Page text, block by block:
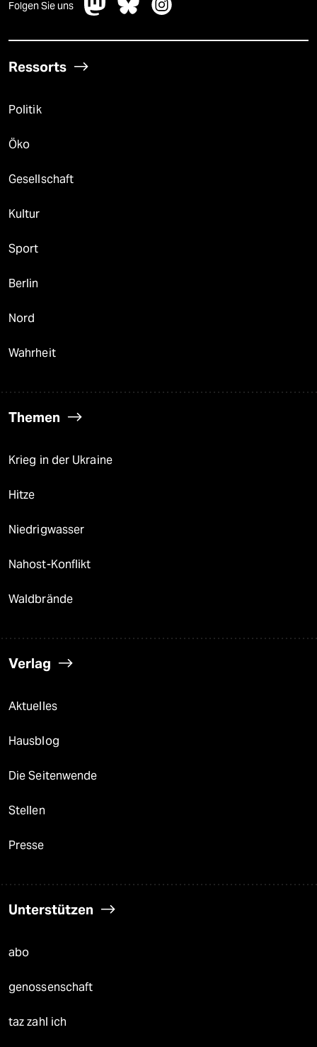
Folgen Sie uns
Ressorts
Politik
Öko
Gesellschaft
Kultur
Sport
Berlin
Nord
Wahrheit
Themen
Krieg in der Ukraine
Hitze
Niedrigwasser
Nahost-Konflikt
Waldbrände
Verlag
Aktuelles
Hausblog
Die Seitenwende
Stellen
Presse
Unterstützen
abo
genossenschaft
taz zahl ich